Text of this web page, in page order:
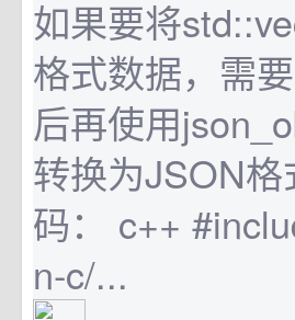
如果要将
格式数据，需
后再使用
转换为JSON
码： c++
n-c/...